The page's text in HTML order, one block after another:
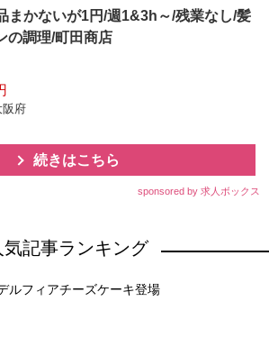
まかないが1円/週1&3h～/残業なし/髪
の調理/町田商店
阪府
続きはこちら
sponsored by 求人ボックス
気記事ランキング
ルフィアチーズケーキ登場